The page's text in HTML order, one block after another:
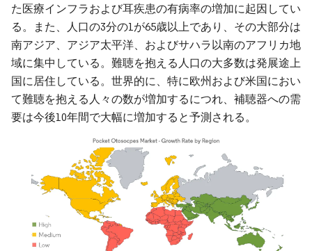
た医療インフラおよび耳疾患の有病率の増加に起因してい
る。また、人口の3分の1が65歳以上であり、その大部分は
南アジア、アジア太平洋、およびサハラ以南のアフリカ地
域に集中している。難聴を抱える人口の大多数は発展途上
国に居住している。世界的に、特に欧州および米国におい
て難聴を抱える人々の数が増加するにつれ、補聴器への需
要は今後10年間で大幅に増加すると予測される。